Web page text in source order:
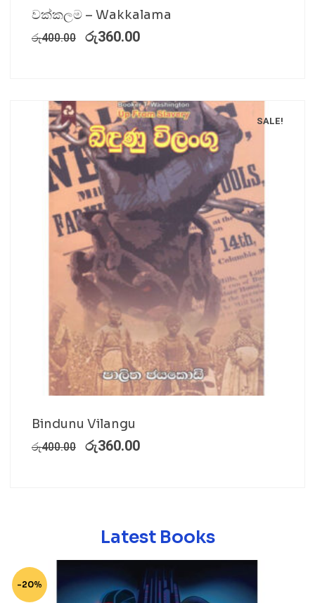
වක්කලම – Wakkalama
රු400.00 රු360.00
SALE!
Bindunu Vilangu
රු400.00 රු360.00
Latest Books
-20%